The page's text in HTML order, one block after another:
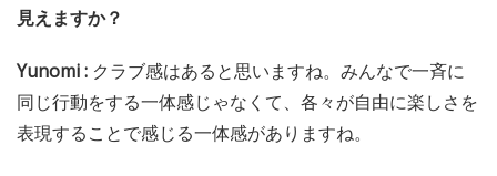
見えますか？
Yunomi : クラブ感はあると思いますね。みんなで一斉に
同じ行動をする一体感じゃなくて、各々が自由に楽しさを
表現することで感じる一体感がありますね。